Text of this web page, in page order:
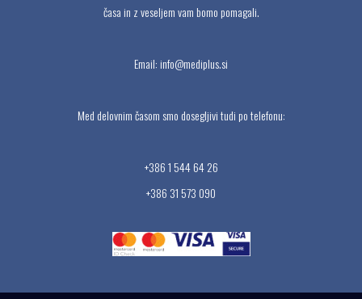
časa in z veseljem vam bomo pomagali.
Email: info@mediplus.si
Med delovnim časom smo dosegljivi tudi po telefonu:
+386 1 544 64 26
+386 31 573 090